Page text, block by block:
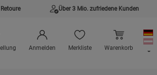
Über 3 Mio. zufriedene Kunden
Anmelden Merkliste Warenkorb